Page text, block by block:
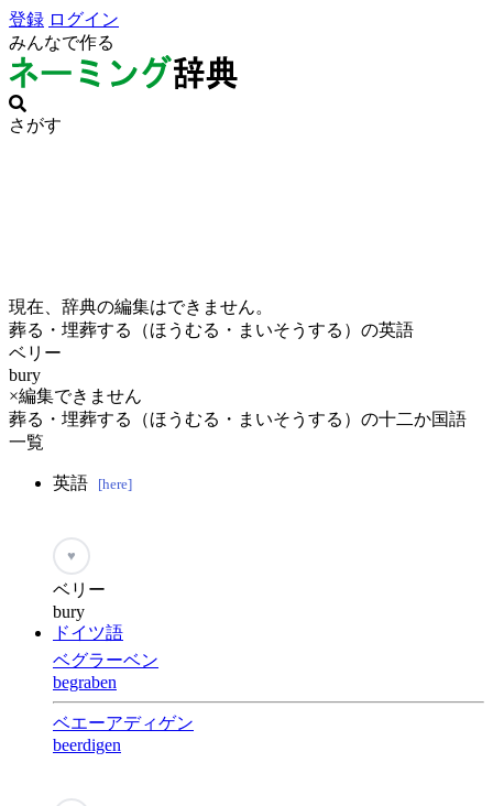
登録 ログイン
みんなで作る
さがす
現在、辞典の編集はできません。
葬る・埋葬する（ほうむる・まいそうする）の英語
ベリー
bury
×編集できません
葬る・埋葬する（ほうむる・まいそうする）の十二か国語
一覧
英語 [here]
♥
ベリー
bury
ドイツ語
ベグラーベン
begraben
ベエーアディゲン
beerdigen